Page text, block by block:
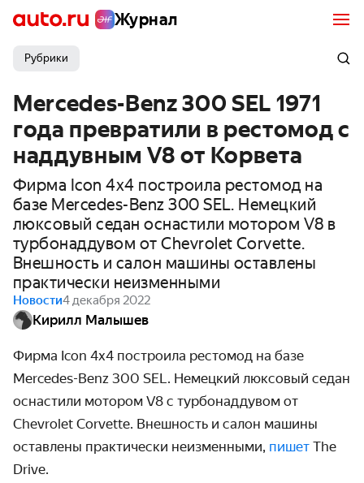
Журнал
Рубрики
Mercedes-Benz 300 SEL 1971
года превратили в рестомод с
наддувным V8 от Корвета
Фирма Icon 4x4 построила рестомод на
базе Mercedes-Benz 300 SEL. Немецкий
люксовый седан оснастили мотором V8 в
турбонаддувом от Chevrolet Corvette.
Внешность и салон машины оставлены
практически неизменными
Новости4 декабря 2022
Кирилл Малышев
Фирма Icon 4x4 построила рестомод на базе
Mercedes-Benz 300 SEL. Немецкий люксовый седан
оснастили мотором V8 с турбонаддувом от
Chevrolet Corvette. Внешность и салон машины
оставлены практически неизменными, пишет The
Drive.